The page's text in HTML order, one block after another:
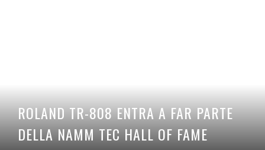
ROLAND TR-808 ENTRA A FAR PARTE
DELLA NAMM TEC HALL OF FAME